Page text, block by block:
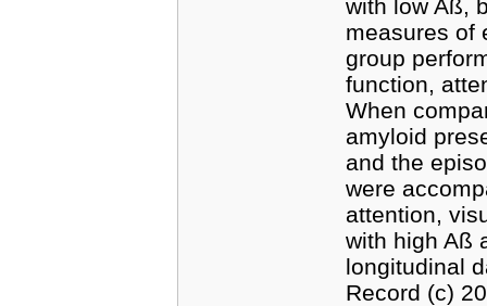
with low Aß,
measures of
group
function,
When
amyloid
and the
were
attention,
with high Aß
longitudinal
Record (c)